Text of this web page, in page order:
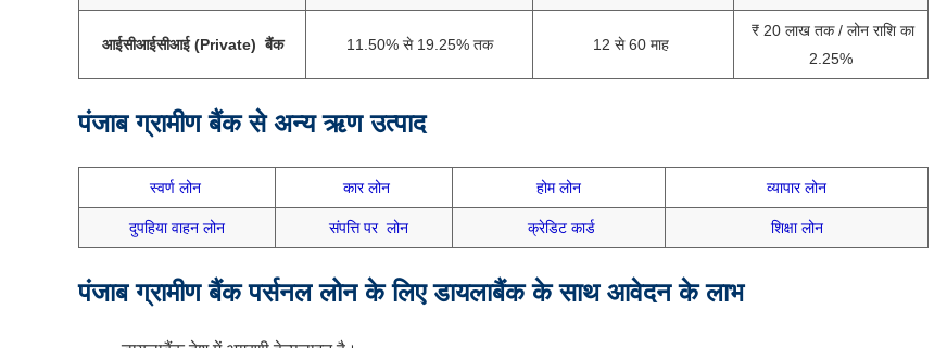
आईसीआईसीआई (Private) बैंक 11.50% से 19.25% तक 12 से 60 माह
₹ 20 लाख तक / लोन राशि का
2.25%
पंजाब ग्रामीण बैंक से अन्य ऋण उत्पाद
स्वर्ण लोन कार लोन होम लोन व्यापार लोन
दुपहिया वाहन लोन संपत्ति पर लोन क्रेडिट कार्ड शिक्षा लोन
पंजाब ग्रामीण बैंकपर्सनल लोन के लिए डायलाबैंक के साथ आवेदन के लाभ